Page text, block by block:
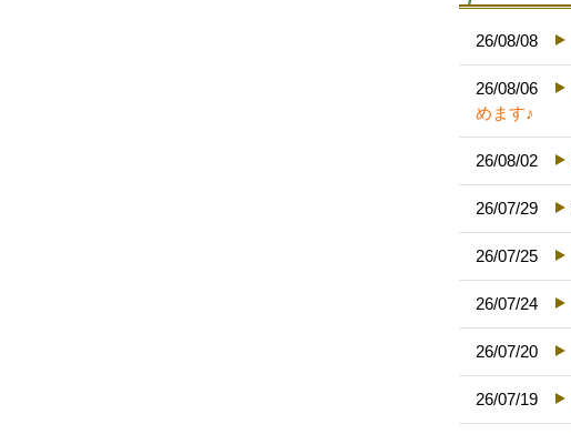
26/08/08
26/08/06
めます♪
26/08/02
26/07/29
26/07/25
26/07/24
26/07/20
26/07/19